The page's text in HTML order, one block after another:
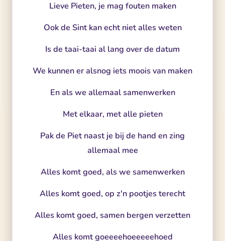
Lieve Pieten, je mag fouten maken
Ook de Sint kan echt niet alles weten
Is de taai-taai al lang over de datum
We kunnen er alsnog iets moois van maken
En als we allemaal samenwerken
Met elkaar, met alle pieten
Pak de Piet naast je bij de hand en zing
allemaal mee
Alles komt goed, als we samenwerken
Alles komt goed, op z'n pootjes terecht
Alles komt goed, samen bergen verzetten
Alles komt goeeeehoeeeeehoed